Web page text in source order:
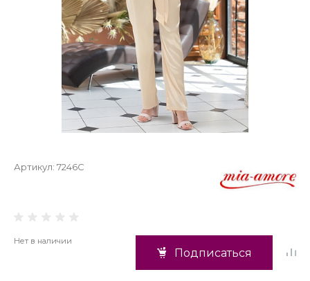
Артикул: 7246С
Нет в наличии
Подписаться